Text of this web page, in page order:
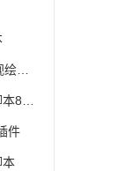
件
本